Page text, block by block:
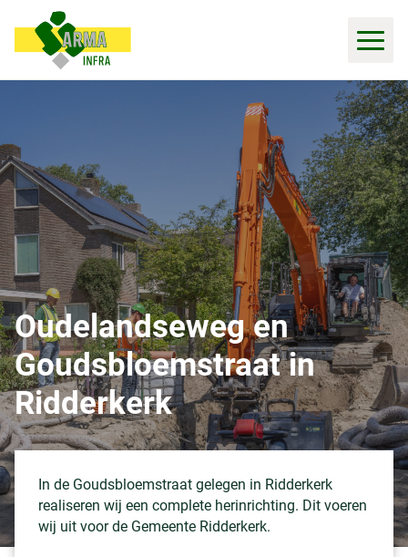
Oudelandseweg en
Goudsbloemstraat in
Ridderkerk
In de Goudsbloemstraat gelegen in Ridderkerk
realiseren wij een complete herinrichting. Dit voeren
wij uit voor de Gemeente Ridderkerk.